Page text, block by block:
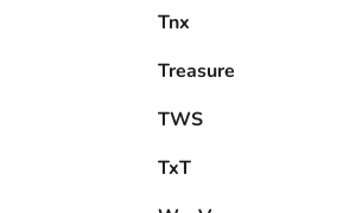
Tnx
Treasure
TWS
TxT